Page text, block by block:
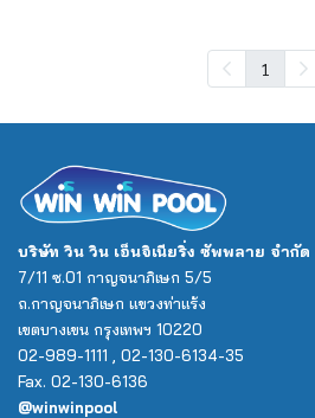
1
บริษัท วิน วิน เอ็นจิเนียริ่ง ซัพพลาย จำกัด
7/11 ซ.01 กาญจนาภิเษก 5/5
ถ.กาญจนาภิเษก แขวงท่าแร้ง
เขตบางเขน กรุงเทพฯ 10220
02-989-1111 , 02-130-6134-35
Fax. 02-130-6136
@winwinpool